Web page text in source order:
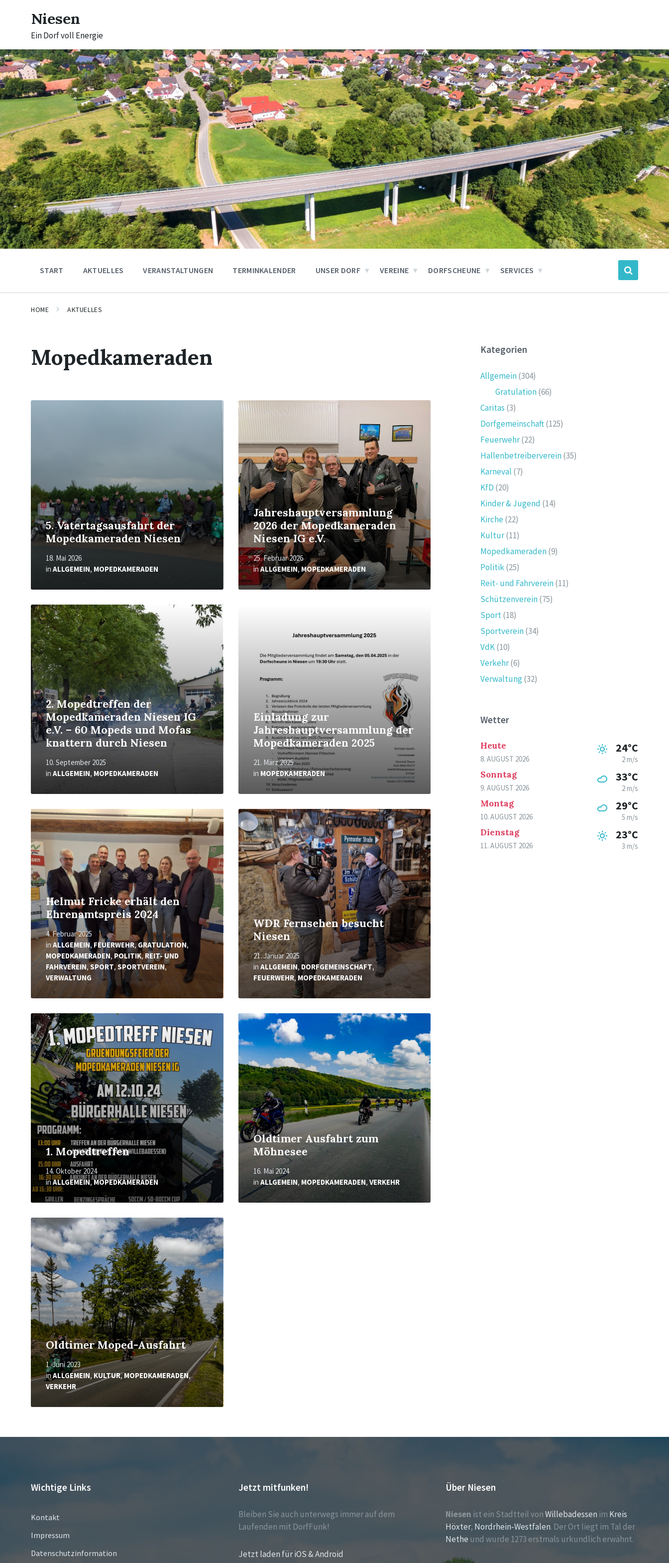
navigation
Niesen
Ein Dorf voll Energie
START AKTUELLES VERANSTALTUNGEN TERMINKALENDER UNSER DORF VEREINE DORFSCHEUNE SERVICES
HOME AKTUELLES
Mopedkameraden
5. Vatertagsausfahrt der
Mopedkameraden Niesen
18. Mai 2026
in ALLGEMEIN, MOPEDKAMERADEN
Mehr
Jahreshauptversammlung
2026 der Mopedkameraden
Niesen IG e.V.
25. Februar 2026
inALLGEMEIN,MOPEDKAMERADEN
Mehr
erfahren
2. Mopedtreffen der
Mopedkameraden Niesen IG
e.V. – 60 Mopeds und Mofas
knattern durch Niesen
10. September 2025
in ALLGEMEIN, MOPEDKAMERADEN
Mehr
erfahren
Einladung zur
Jahreshauptversammlung der
Mopedkameraden 2025
21. März 2025
in MOPEDKAMERADEN
Helmut Fricke erhält den
Ehrenamtspreis 2024
4. Februar 2025
in ALLGEMEIN,FEUERWEHR,GRATULATION,
MOPEDKAMERADEN, POLITIK,REIT- UND
FAHRVEREIN, SPORT, SPORTVEREIN,
VERWALTUNG
Mehr
erfahren
WDR Fernsehen besucht
Niesen
21. Januar 2025
in ALLGEMEIN, DORFGEMEINSCHAFT,
FEUERWEHR, MOPEDKAMERADEN
Mehr
erfahren
1. Mopedtreffen
14. Oktober 2024
inALLGEMEIN,MOPEDKAMERADEN
Mehr
erfahren
Oldtimer Ausfahrt zum
Möhnesee
16. Mai 2024
in ALLGEMEIN, MOPEDKAMERADEN, VERKEHR
Mehr
erfahren
Oldtimer Moped-Ausfahrt
1. Juni 2023
inALLGEMEIN, KULTUR,MOPEDKAMERADEN,
VERKEHR
Mehr
erfahren
Kategorien
Allgemein(304)
Gratulation(66)
Caritas (3)
Dorfgemeinschaft(125)
Feuerwehr(22)
Hallenbetreiberverein(35)
Karneval (7)
KfD (20)
Kinder & Jugend (14)
Kirche(22)
Kultur(11)
Mopedkameraden(9)
Politik(25)
Reit- und Fahrverein(11)
Schützenverein(75)
Sport(18)
Sportverein(34)
VdK(10)
Verkehr(6)
Verwaltung(32)
Wetter
Heute
8. AUGUST 2026
24°C
2 m/s
Sonntag
9. AUGUST 2026
33°C
2 m/s
Montag
10. AUGUST 2026
29°C
5 m/s
Dienstag
11. AUGUST 2026
23°C
3 m/s
Wichtige Links
Kontakt
Impressum
Datenschutzinformation
Jetzt mitfunken!
Bleiben Sie auch unterwegs immer auf dem
Laufenden mit DorfFunk!
Jetzt laden für iOS & Android
Über Niesen
Niesen ist ein Stadtteil vonWillebadessen im Kreis
Höxter, Nordrhein-Westfalen. Der Ort liegt im Tal der
Nethe und wurde 1273 erstmals urkundlich erwähnt.